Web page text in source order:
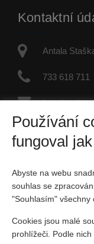
Kontaktní
Antala
733 618 711
IČO:
Fyzická
Sociální sítě
Používání
fungoval
Abyste na webu
souhlas se
"Souhlasím" všechny
Cookies jsou malé
prohlížeči. Podle